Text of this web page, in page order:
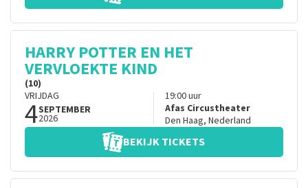
HARRY POTTER EN HET
VERVLOEKTE KIND
(10)
VRIJDAG
4SEPTEMBER
2026
19:00uur
Afas Circustheater
Den Haag, Nederland
BEKIJK TICKETS